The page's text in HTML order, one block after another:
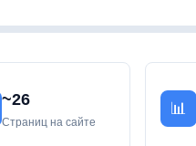
~26
Страниц на сайте
📊